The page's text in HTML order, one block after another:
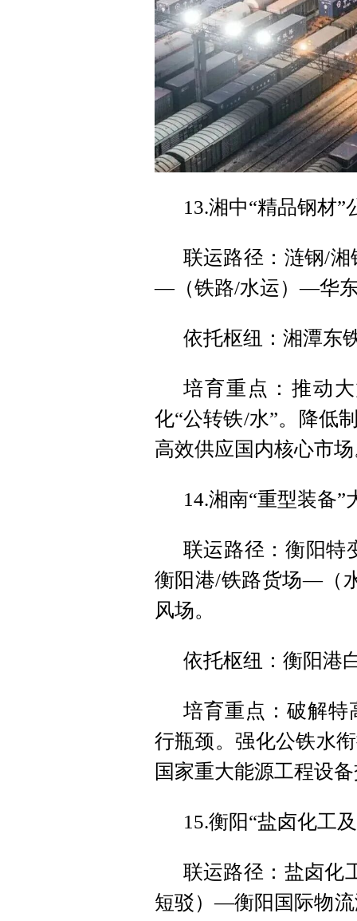
13.湘中“精品钢材
联运路径：涟钢/
—（铁路/水运）—华
依托枢纽：湘潭东
培育重点：推动
化“公转铁/水”。降低
高效供应国内核心市
14.湘南“重型装备”
联运路径：衡阳
衡阳港/铁路货场—（
风场。
依托枢纽：衡阳港
培育重点：破解特
行瓶颈。强化公铁水
国家重大能源工程设
15.衡阳“盐卤化工
联运路径：盐卤化
短驳）—衡阳国际物